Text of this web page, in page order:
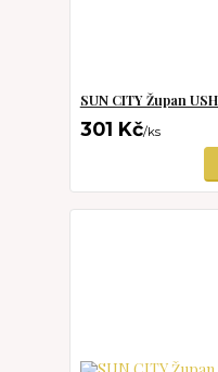
SUN CITY Župan
301 Kč/ks